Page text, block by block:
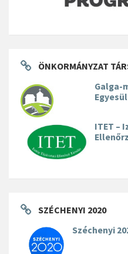
ÖNKORMÁNYZAT
Galga-
ITET –
SZÉCHENYI 2020
Széchenyi